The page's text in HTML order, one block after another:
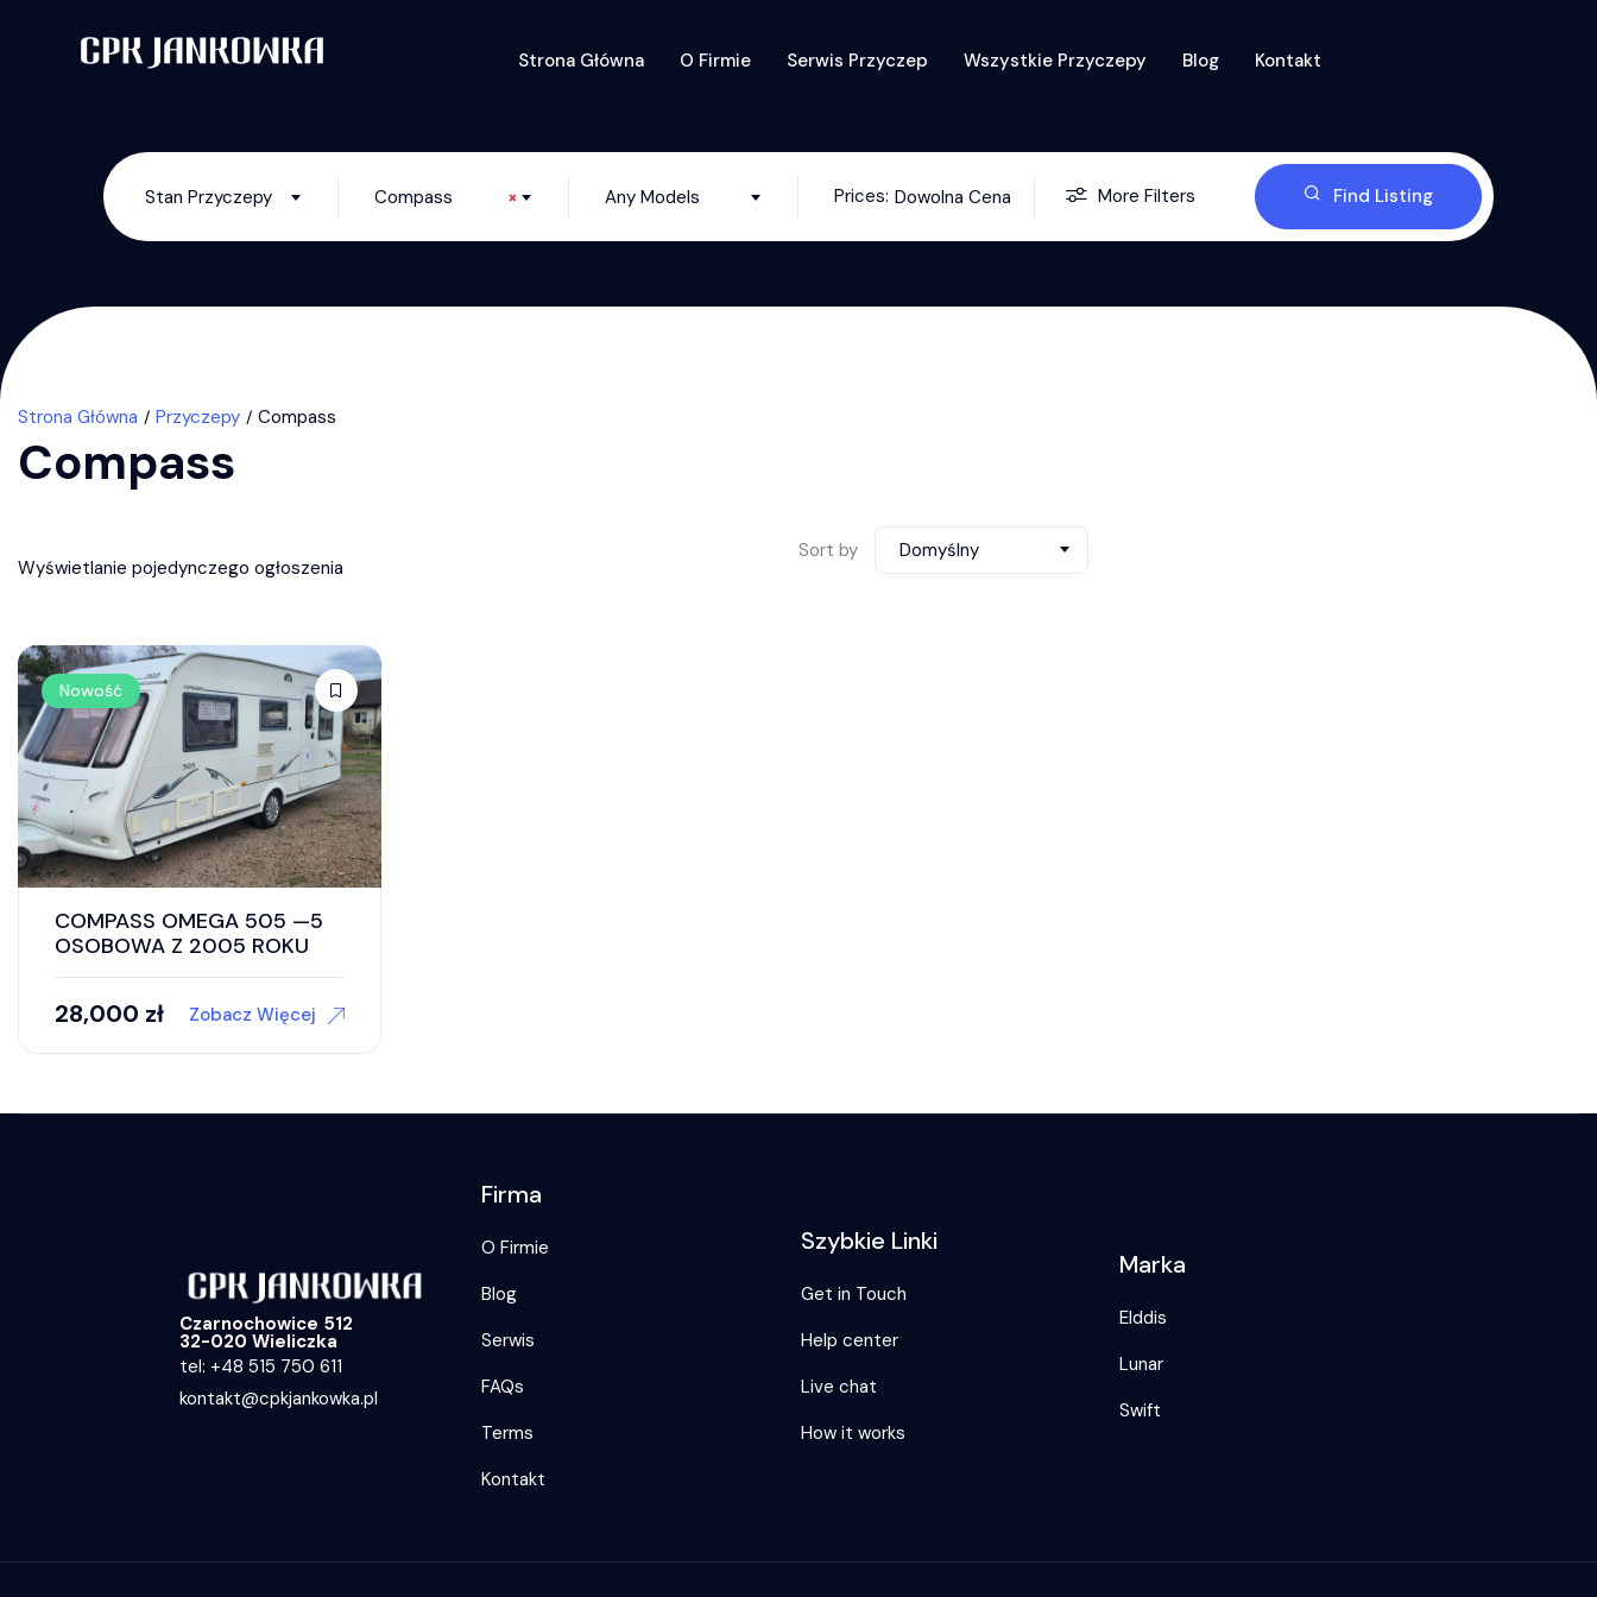
Strona Główna O Firmie Serwis Przyczep Wszystkie Przyczepy Blog Kontakt
Stan Przyczepy ×
Compass Any Models Prices: Dowolna Cena More Filters Find Listing
Strona Główna Przyczepy Compass
Compass
Wyświetlanie pojedynczego ogłoszenia
Sort by Domyślny
Nowość
COMPASS OMEGA 505 —5
OSOBOWA Z 2005 ROKU
28,000 zł Zobacz Więcej
Czarnochowice 512
32-020 Wieliczka
tel: +48 515 750 611
kontakt@cpkjankowka.pl
Firma
O Firmie
Blog
Serwis
FAQs
Terms
Kontakt
Szybkie Linki
Get in Touch
Help center
Live chat
How it works
Marka
Elddis
Lunar
Swift